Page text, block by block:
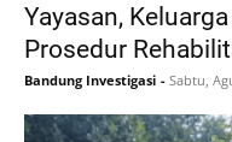
Yayasan,
Prosedur
Bandung Investigasi - Sabtu,